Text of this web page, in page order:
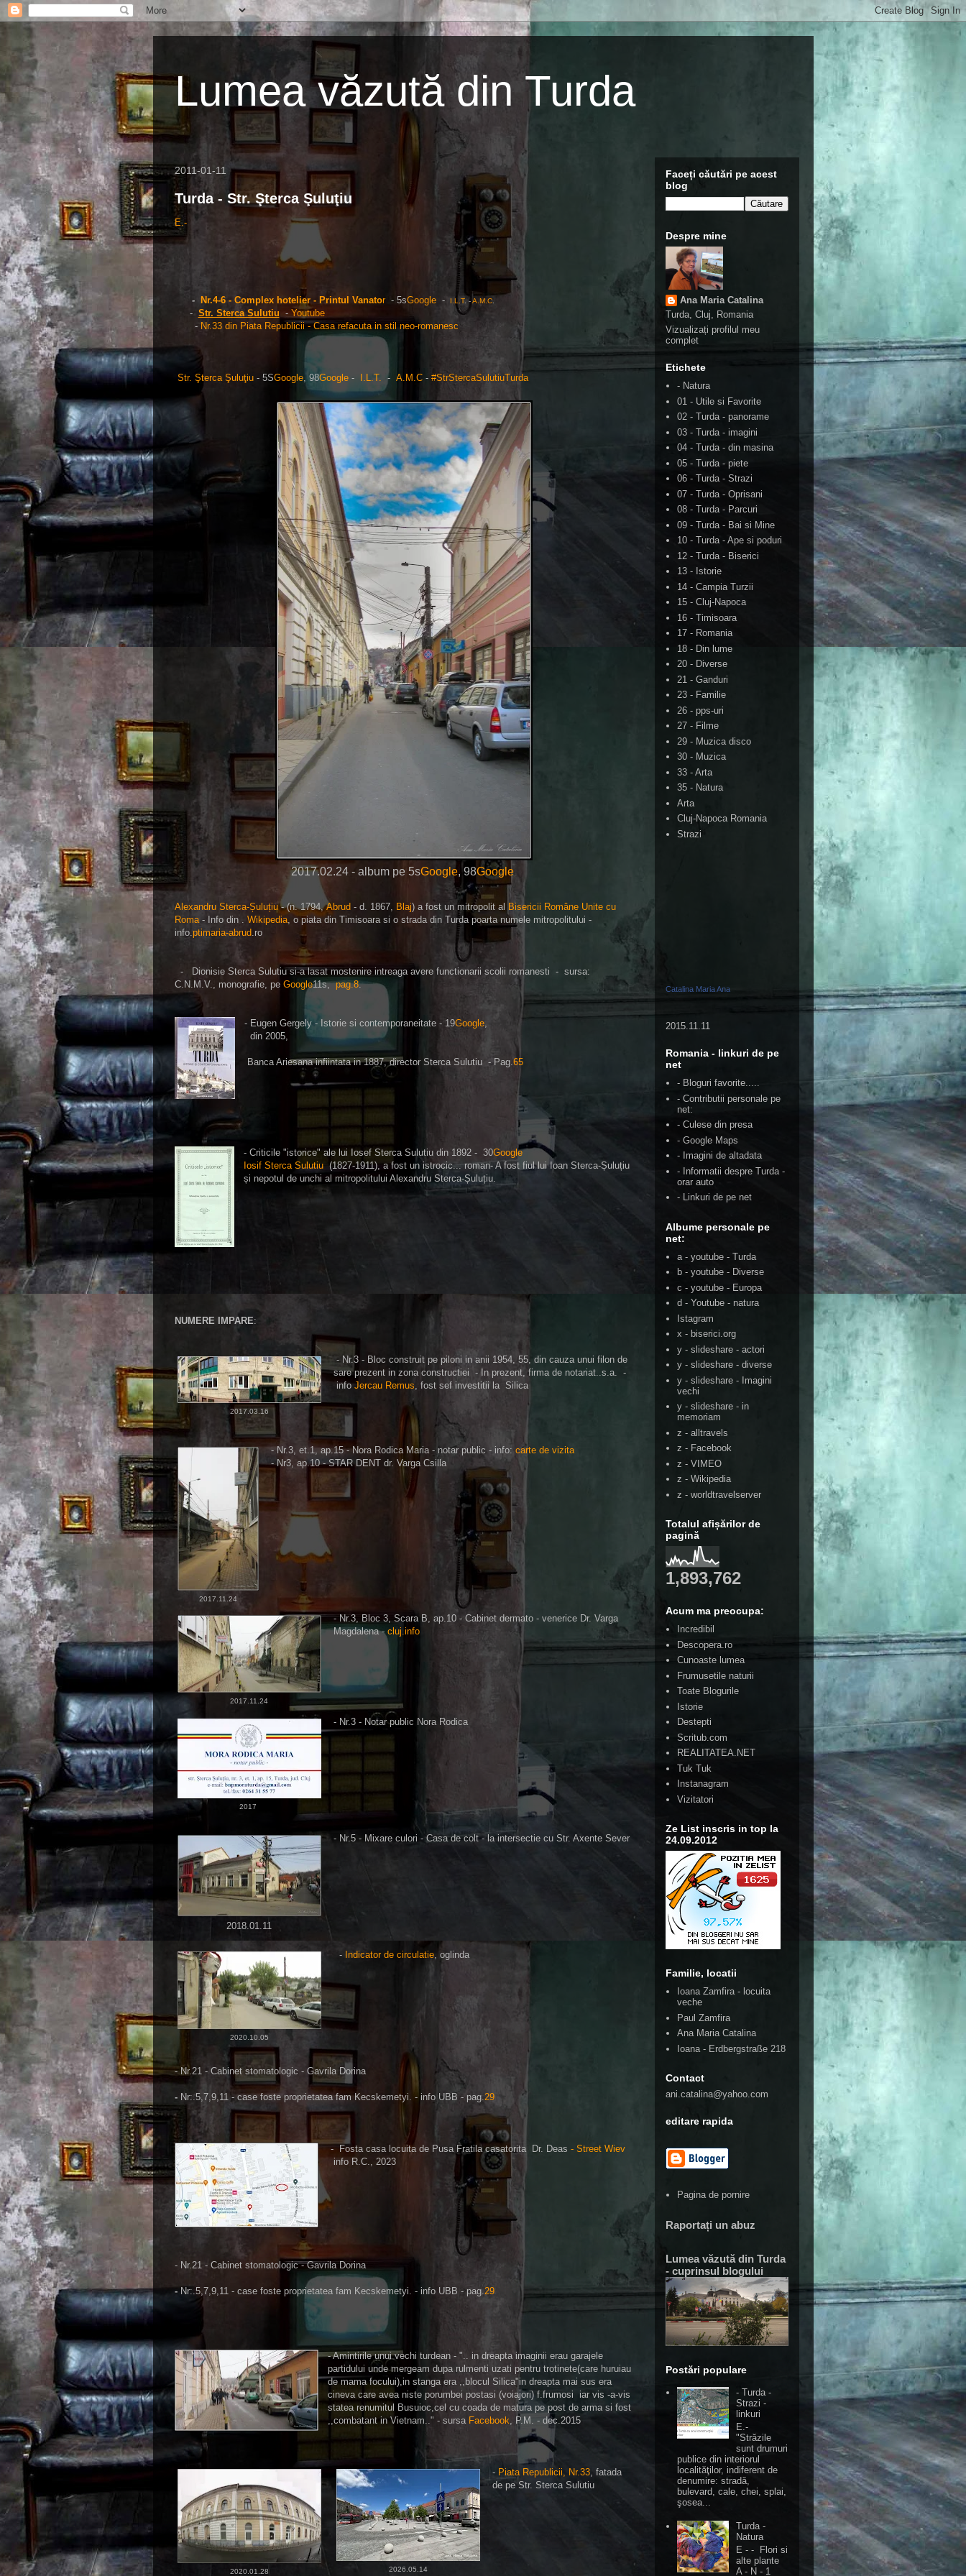
Lumea văzută din Turda
2011-01-11
Turda - Str. Şterca Şuluţiu
E.-
- Nr.4-6 - Complex hotelier - Printul Vanator- 5sGoogle - I.L.T. -A.M.C.
- Str. Sterca Sulutiu - Youtube
- Nr.33 din Piata Republicii - Casa refacuta in stil neo-romanesc
Str. Şterca Şuluţiu- 5SGoogle, 98Google- I.L.T. - A.M.C- #StrStercaSulutiuTurda
2017.02.24 - album pe 5sGoogle, 98Google
Alexandru Sterca-Șuluțiu- (n. 1794,Abrud- d. 1867, Blaj) a fost un mitropolit al Bisericii Române Unite cu
Roma- Info din . Wikipedia, o piata din Timisoara si o strada din Turda poarta numele mitropolitului -
info. ptimaria-abrud.ro
- Dionisie Sterca Sulutiu si-a lasat mostenire intreaga avere functionarii scolii romanesti - sursa:
C.N.M.V., monografie, pe Google11s,pag.8.
- Eugen Gergely - Istorie si contemporaneitate - 19Google,
din 2005,
Banca Ariesana infiintata in 1887, director Sterca Sulutiu - Pag. 65
- Criticile "istorice" ale lui Iosef Sterca Sulutiu din 1892 - 30Google
Iosif Sterca Sulutiu(1827-1911), a fost un istrocic... roman- A fost fiul lui Ioan Sterca-Șuluțiu
și nepotul de unchi al mitropolitului Alexandru Sterca-Șuluțiu.
NUMERE IMPARE:
2017.03.16
- Nr.3 - Bloc construit pe piloni in anii 1954, 55, din cauza unui filon de
sare prezent in zona constructiei - In prezent, firma de notariat..s.a. -
infoJercau Remus , fost sef investitii la Silica
2017.11.24
- Nr.3, et.1, ap.15 - Nora Rodica Maria - notar public - info: carte de vizita
- Nr3, ap.10 - STAR DENT dr. Varga Csilla
2017.11.24
- Nr.3, Bloc 3, Scara B, ap.10 - Cabinet dermato - venerice Dr. Varga
Magdalena - cluj.info
2017
- Nr.3 - Notar public Nora Rodica
2018.01.11
- Nr.5 - Mixare culori - Casa de colt - la intersectie cu Str. Axente Sever
2020.10.05
-Indicator de circulatie, oglinda
- Nr.21 - Cabinet stomatologic - Gavrila Dorina
- Nr:.5,7,9,11 - case foste proprietatea fam Kecskemetyi. - info UBB - pag. 29
- Fosta casa locuita de Pusa Fratila casatorita Dr. Deas - Street Wiev
info R.C., 2023
- Nr.21 - Cabinet stomatologic - Gavrila Dorina
- Nr:.5,7,9,11 - case foste proprietatea fam Kecskemetyi. - info UBB - pag. 29
- Amintirile unui vechi turdean - ".. in dreapta imaginii erau garajele
partidului unde mergeam dupa rulmenti uzati pentru trotinete(care huruiau
de mama focului),in stanga era ,,blocul Silica"in dreapta mai sus era
cineva care avea niste porumbei postasi (voiajori) f.frumosi iar vis -a-vis
statea renumitul Busuioc,cel cu coada de matura pe post de arma si fost
,,combatant in Vietnam.." - sursa Facebook , P.M. - dec.2015
2020.01.28 2026.05.14
- Piata Republicii, Nr.33, fatada
de pe Str. Sterca Sulutiu
Faceți căutări pe acest
blog
Despre mine
Ana Maria Catalina
Turda, Cluj, Romania
Vizualizați profilul meu
complet
Etichete
- Natura
01 - Utile si Favorite
02 - Turda - panorame
03 - Turda - imagini
04 - Turda - din masina
05 - Turda - piete
06 - Turda - Strazi
07 - Turda - Oprisani
08 - Turda - Parcuri
09 - Turda - Bai si Mine
10 - Turda - Ape si poduri
12 - Turda - Biserici
13 - Istorie
14 - Campia Turzii
15 - Cluj-Napoca
16 - Timisoara
17 - Romania
18 - Din lume
20 - Diverse
21 - Ganduri
23 - Familie
26 - pps-uri
27 - Filme
29 - Muzica disco
30 - Muzica
33 - Arta
35 - Natura
Arta
Cluj-Napoca Romania
Strazi
Catalina Maria Ana
2015.11.11
Romania - linkuri de pe
net
- Bloguri favorite.....
- Contributii personale pe
net:
- Culese din presa
- Google Maps
- Imagini de altadata
- Informatii despre Turda -
orar auto
- Linkuri de pe net
Albume personale pe
net:
a - youtube - Turda
b - youtube - Diverse
c - youtube - Europa
d - Youtube - natura
Istagram
x - biserici.org
y - slideshare - actori
y - slideshare - diverse
y - slideshare - Imagini
vechi
y - slideshare - in
memoriam
z - alltravels
z - Facebook
z - VIMEO
z - Wikipedia
z - worldtravelserver
Totalul afișărilor de
pagină
1,893,762
Acum ma preocupa:
Incredibil
Descopera.ro
Cunoaste lumea
Frumusetile naturii
Toate Blogurile
Istorie
Destepti
Scritub.com
REALITATEA.NET
Tuk Tuk
Instanagram
Vizitatori
Ze List inscris in top la
24.09.2012
Familie, locatii
Ioana Zamfira - locuita
veche
Paul Zamfira
Ana Maria Catalina
Ioana - Erdbergstraße 218
Contact
ani.catalina@yahoo.com
editare rapida
Pagina de pornire
Raportați un abuz
Lumea văzută din Turda
- cuprinsul blogului
Postări populare
- Turda -
Strazi -
linkuri
E.-
"Străzile
sunt drumuri
publice din interiorul
localităţilor, indiferent de
denumire: stradă,
bulevard, cale, chei, splai,
şosea...
Turda -
Natura
E - - Flori si
alte plante
A - N - 1